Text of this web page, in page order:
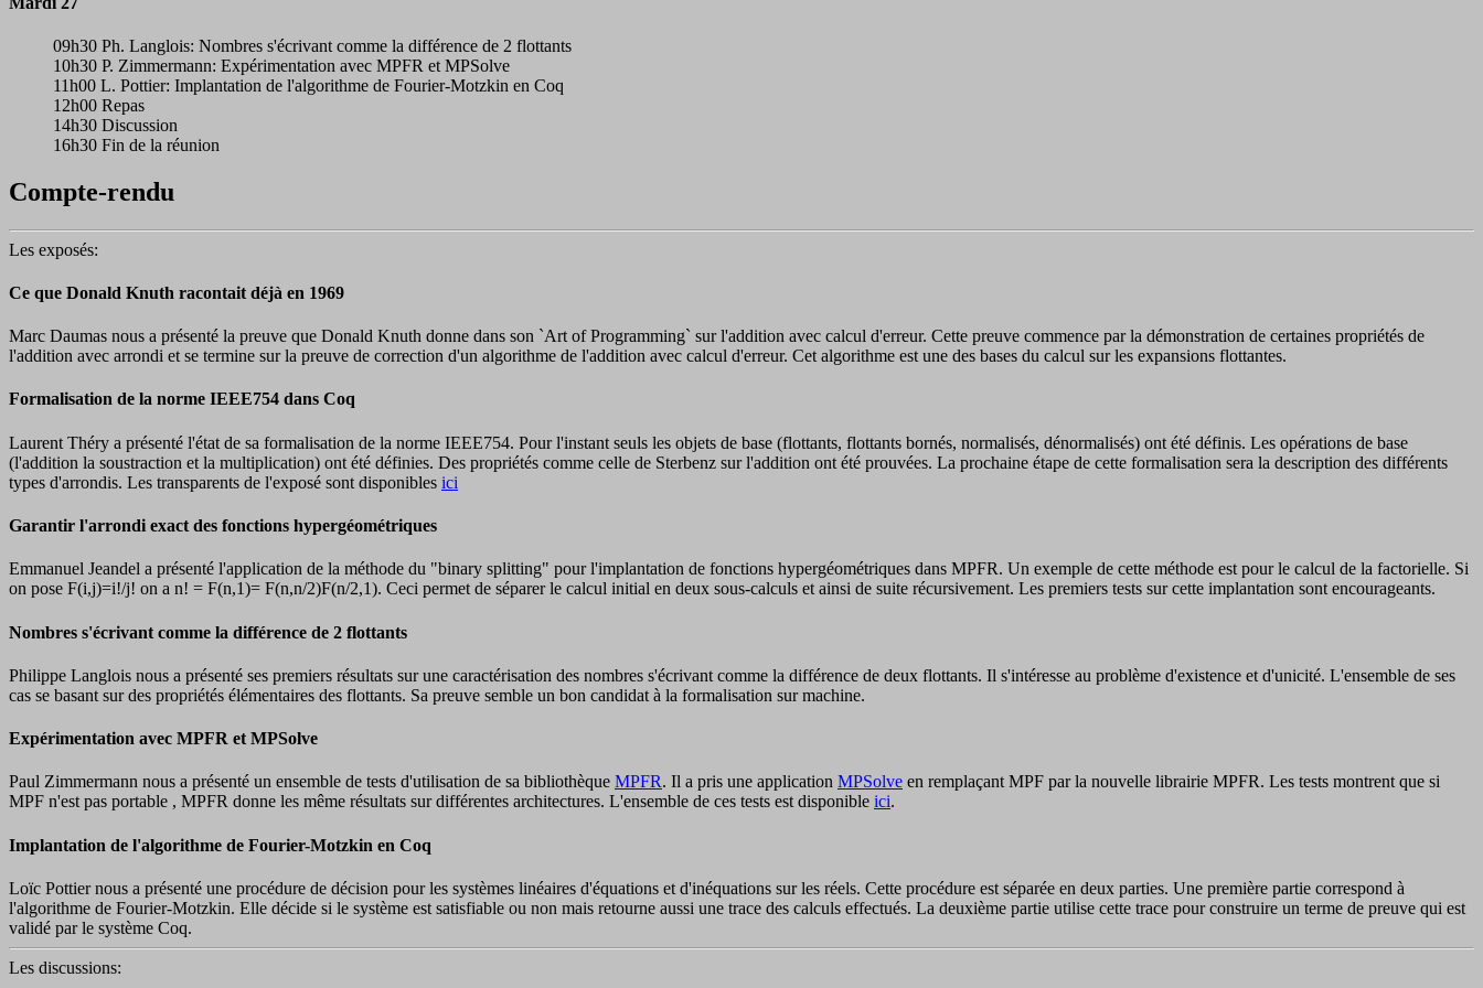
09h30 Ph. Langlois: Nombres s'écrivant comme la différence de 2 flottants
10h30 P. Zimmermann: Expérimentation avec MPFR et MPSolve
11h00 L. Pottier: Implantation de l'algorithme de Fourier-Motzkin en Coq
12h00 Repas
14h30 Discussion
16h30 Fin de la réunion
Compte-rendu
Les exposés:
Ce que Donald Knuth racontait déjà en 1969
Marc Daumas nous a présenté la preuve que Donald Knuth donne dans son `Art of Programming` sur l'addition avec calcul d'erreur. Cette preuve commence par la démonstration de certaines propriétés de
l'addition avec arrondi et se termine sur la preuve de correction d'un algorithme de l'addition avec calcul d'erreur. Cet algorithme est une des bases du calcul sur les expansions flottantes.
Formalisation de la norme IEEE754 dans Coq
Laurent Théry a présenté l'état de sa formalisation de la norme IEEE754. Pour l'instant seuls les objets de base (flottants, flottants bornés, normalisés, dénormalisés) ont été définis. Les opérations de base
(l'addition la soustraction et la multiplication) ont été définies. Des propriétés comme celle de Sterbenz sur l'addition ont été prouvées. La prochaine étape de cette formalisation sera la description des différents
types d'arrondis. Les transparents de l'exposé sont disponibles ici
Garantir l'arrondi exact des fonctions hypergéométriques
Emmanuel Jeandel a présenté l'application de la méthode du "binary splitting" pour l'implantation de fonctions hypergéométriques dans MPFR. Un exemple de cette méthode est pour le calcul de la factorielle. Si
on pose F(i,j)=i!/j! on a n! = F(n,1)= F(n,n/2)F(n/2,1). Ceci permet de séparer le calcul initial en deux sous-calculs et ainsi de suite récursivement. Les premiers tests sur cette implantation sont encourageants.
Nombres s'écrivant comme la différence de 2 flottants
Philippe Langlois nous a présenté ses premiers résultats sur une caractérisation des nombres s'écrivant comme la différence de deux flottants. Il s'intéresse au problème d'existence et d'unicité. L'ensemble de ses
cas se basant sur des propriétés élémentaires des flottants. Sa preuve semble un bon candidat à la formalisation sur machine.
Expérimentation avec MPFR et MPSolve
Paul Zimmermann nous a présenté un ensemble de tests d'utilisation de sa bibliothèque MPFR. Il a pris une application MPSolve en remplaçant MPF par la nouvelle librairie MPFR. Les tests montrent que si
MPF n'est pas portable , MPFR donne les même résultats sur différentes architectures. L'ensemble de ces tests est disponible ici.
Implantation de l'algorithme de Fourier-Motzkin en Coq
Loïc Pottier nous a présenté une procédure de décision pour les systèmes linéaires d'équations et d'inéquations sur les réels. Cette procédure est séparée en deux parties. Une première partie correspond à
l'algorithme de Fourier-Motzkin. Elle décide si le système est satisfiable ou non mais retourne aussi une trace des calculs effectués. La deuxième partie utilise cette trace pour construire un terme de preuve qui est
validé par le système Coq.
Les discussions: